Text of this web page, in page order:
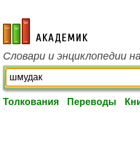
academic.ru
Словари и энциклопедии
Толкования Переводы